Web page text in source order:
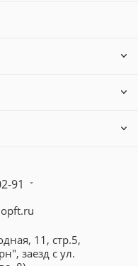
91
11, стр.5,
заезд с ул.